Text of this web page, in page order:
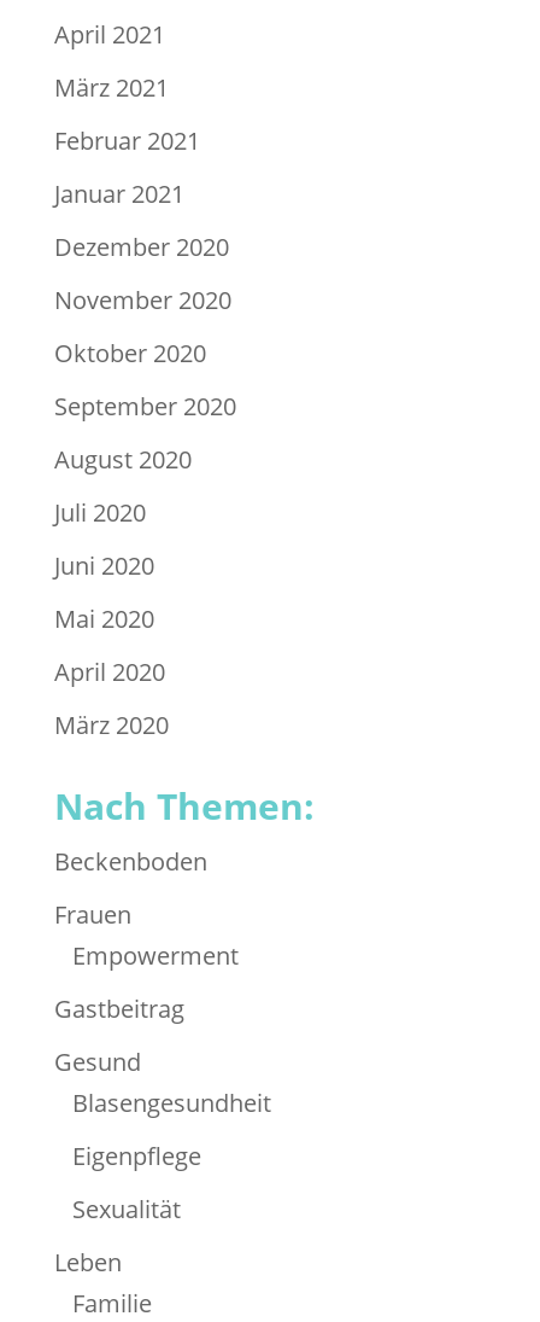
April 2021
März 2021
Februar 2021
Januar 2021
Dezember 2020
November 2020
Oktober 2020
September 2020
August 2020
Juli 2020
Juni 2020
Mai 2020
April 2020
März 2020
Nach Themen:
Beckenboden
Frauen
Empowerment
Gastbeitrag
Gesund
Blasengesundheit
Eigenpflege
Sexualität
Leben
Familie